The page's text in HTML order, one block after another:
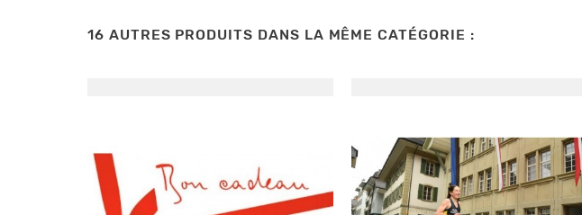
16 AUTRES PRODUITS DANS LA MÊME CATÉGORIE :